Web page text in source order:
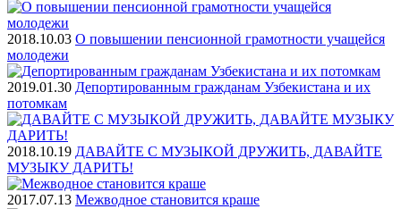
2018.10.03 О повышении пенсионной грамотности учащейся
молодежи
2019.01.30 Депортированным гражданам Узбекистана и их
потомкам
2018.10.19 ДАВАЙТЕ С МУЗЫКОЙ ДРУЖИТЬ, ДАВАЙТЕ
МУЗЫКУ ДАРИТЬ!
2017.07.13 Межводное становится краше